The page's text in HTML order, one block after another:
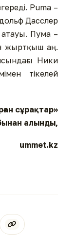
Puma –
Дасслер
атауы. Пума –
жыртқыш аң.
Ники
тікелей
сұрақтар»
алынды,
ummet.kz